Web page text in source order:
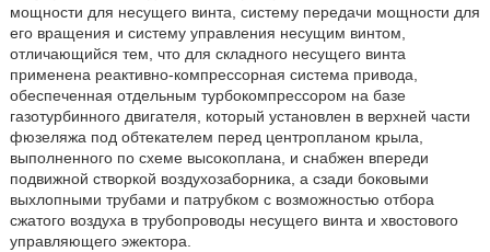
мощности для несущего винта, систему передачи мощности для
его вращения и систему управления несущим винтом,
отличающийся тем, что для складного несущего винта
применена реактивно-компрессорная система привода,
обеспеченная отдельным турбокомпрессором на базе
газотурбинного двигателя, который установлен в верхней части
фюзеляжа под обтекателем перед центропланом крыла,
выполненного по схеме высокоплана, и снабжен впереди
подвижной створкой воздухозаборника, а сзади боковыми
выхлопными трубами и патрубком с возможностью отбора
сжатого воздуха в трубопроводы несущего винта и хвостового
управляющего эжектора.